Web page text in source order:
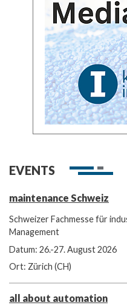
EVENTS
maintenance Schweiz
Schweizer Fachmesse für
Management
Datum: 26.-27. August 2026
Ort: Zürich (CH)
all about automation